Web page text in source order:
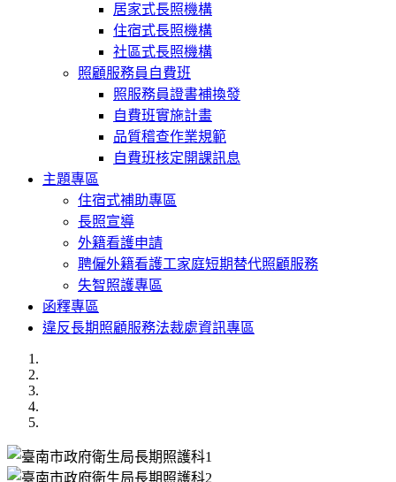
居家式長照機構
住宿式長照機構
社區式長照機構
照顧服務員自費班
照服務員證書補換發
自費班實施計畫
品質稽查作業規範
自費班核定開課訊息
主題專區
住宿式補助專區
長照宣導
外籍看護申請
聘僱外籍看護工家庭短期替代照顧服務
失智照護專區
函釋專區
違反長期照顧服務法裁處資訊專區